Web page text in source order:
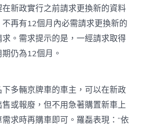
在新政實行之前請求更換新的資料
不再有12個月內必需請求更換新的
。需求提示的是，一經請求取得
仍為12個月。
多輛京牌車的車主，可以在新政
或報廢，但不用急著購置新車上
求時再購車即可。羅磊表現：“依